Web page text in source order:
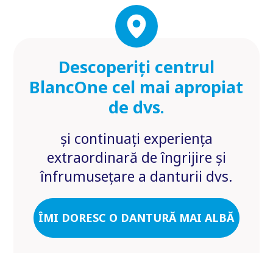
Descoperiți centrul
BlancOne cel mai apropiat
de dvs.
și continuați experiența
extraordinară de îngrijire și
înfrumusețare a danturii dvs.
ÎMI DORESC O DANTURĂ MAI ALBĂ